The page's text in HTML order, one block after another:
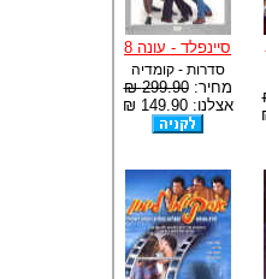
סיינפלד - עונה 8
סדרות - קומדיה
מחיר:299.90 ₪
אצלנו: 149.90 ₪